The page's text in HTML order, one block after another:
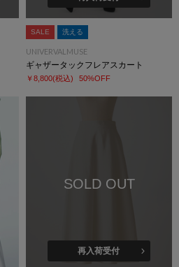
SALE 洗える
UNIVERVALMUSE
ギャザータックフレアスカート
￥8,800(税込) 50%OFF
SOLD OUT
再入荷受付